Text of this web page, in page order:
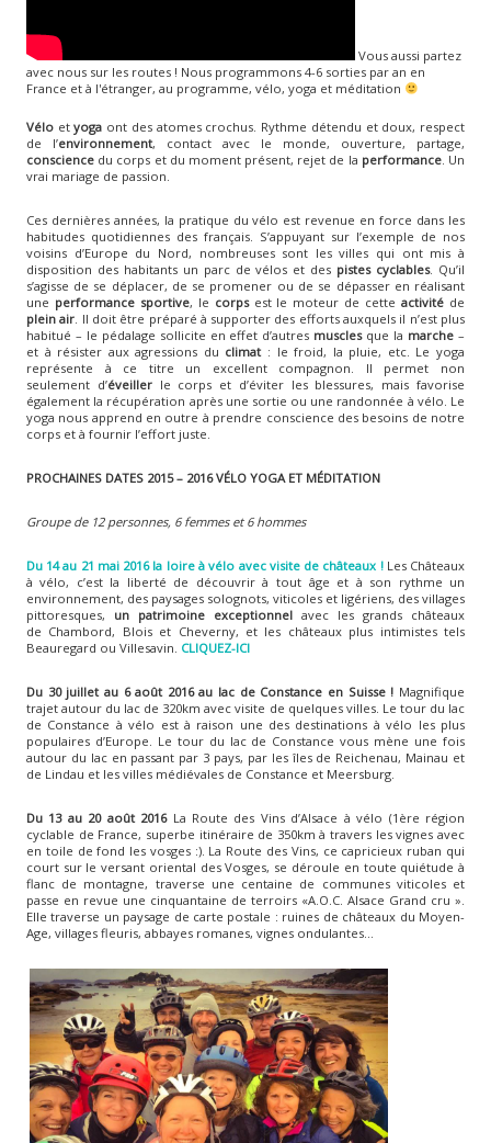
Vous aussi partez
avec nous sur les routes ! Nous programmons 4-6 sorties par an en
France et à l'étranger, au programme, vélo, yoga et méditation
Véloetyoga ont des atomes crochus. Rythme détendu et doux, respect
de l’environnement, contact avec le monde, ouverture, partage,
consciencedu corps et du moment présent, rejet de la performance. Un
vrai mariage de passion.
Ces dernières années, la pratique du vélo est revenue en force dans les
habitudes quotidiennes des français. S’appuyant sur l’exemple de nos
voisins d’Europe du Nord, nombreuses sont les villes qui ont mis à
disposition des habitants un parc de vélos et des pistes cyclables. Qu’il
s’agisse de se déplacer, de se promener ou de se dépasser en réalisant
une performance sportive, le corpsest le moteur de cetteactivité de
plein air. Il doit être préparé à supporter des efforts auxquels il n’est plus
habitué – le pédalage sollicite en effet d’autres musclesque la marche –
et à résister aux agressions du climat: le froid, la pluie, etc. Le yoga
représente à ce titre un excellent compagnon. Il permet non
seulement d’éveillerle corps et d’éviter les blessures, mais favorise
également la récupération après une sortie ou une randonnée à vélo. Le
yoga nous apprend en outre à prendre conscience des besoins de notre
corps et à fournir l’effort juste.
PROCHAINES DATES 2015 – 2016 VÉLO YOGA ET MÉDITATION
Groupe de 12 personnes, 6 femmes et 6 hommes
Du 14 au 21 mai 2016 la loire à vélo avec visite de châteaux !Les Châteaux
à vélo, c’est la liberté de découvrir à tout âge et à son rythme un
environnement, des paysages solognots, viticoles et ligériens, des villages
pittoresques, un patrimoine exceptionnel avec les grands châteaux
de Chambord, Blois et Cheverny, et les châteaux plus intimistes tels
Beauregard ou Villesavin. CLIQUEZ-ICI
Du 30 juillet au 6 août 2016 au lac de Constance en Suisse ! Magnifique
trajet autour du lac de 320km avec visite de quelques villes. Le tour du lac
de Constance à vélo est à raison une des destinations à vélo les plus
populaires d’Europe. Le tour du lac de Constance vous mène une fois
autour du lac en passant par 3 pays, par les îles de Reichenau, Mainau et
de Lindau et les villes médiévales de Constance et Meersburg.
Du 13 au 20 août 2016 La Route des Vins d’Alsace à vélo (1ère région
cyclable de France, superbe itinéraire de 350km à travers les vignes avec
en toile de fond les vosges :). La Route des Vins, ce capricieux ruban qui
court sur le versant oriental des Vosges, se déroule en toute quiétude à
flanc de montagne, traverse une centaine de communes viticoles et
passe en revue une cinquantaine de terroirs «A.O.C. Alsace Grand cru ».
Elle traverse un paysage de carte postale : ruines de châteaux du Moyen-
Age, villages fleuris, abbayes romanes, vignes ondulantes…